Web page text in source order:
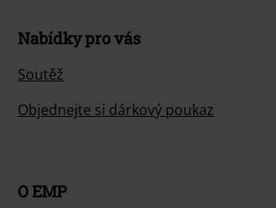
Nabídky pro vás
Soutěž
Objednejte si dárkový poukaz
O EMP